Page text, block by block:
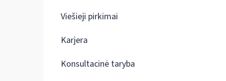
Viešieji pirkimai
Karjera
Konsultacinė taryba